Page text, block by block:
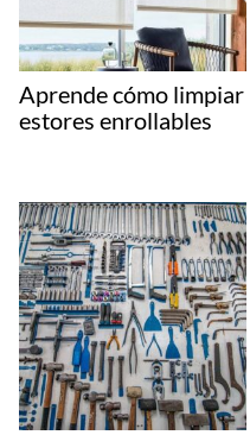
Aprende cómo limpiar
estores enrollables